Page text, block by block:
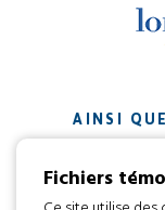
AINSI
Fichiers